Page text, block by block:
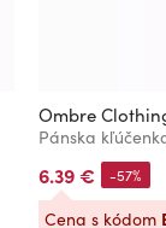
Ombre
Pánska
6.39 € -57%
Cena s kódom